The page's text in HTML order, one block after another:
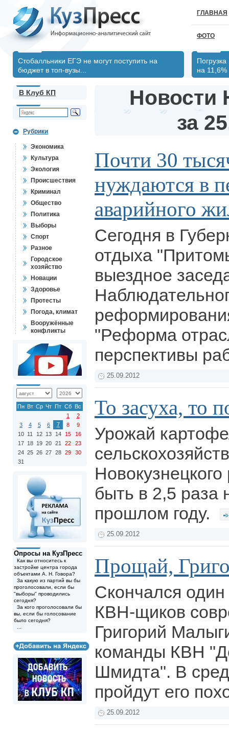
ГЛАВНАЯ
ФОТО
Стобалльники ЕГЭ не могут поступить на
бюджет в топ-вузы...
на 11,6%
В Клуб КП
Рубрики
Экономика
Культура
Экология
Происшествия
Криминал
Общество
Политика
Выборы
Спорт
Разное
Городское
хозяйство
Новации
Здоровье
Протесты
Погода, климат
Вооружённые
конфликты
Пн Вт Ср Чт Пт Сб Вс
1
2
3
4 5 6 7 8
9
10 11 12 13 14 15
16
17 18 19 20 21 22
23
24 25 26 27 28 29
30
31
Опросы на КузПресс
Как вы относитесь к
застройке центра города
объектами А. Н. Говора?
За какую из партий вы бы
проголосовали, если бы
"выборы" проводились
сегодня?
За кого проголосовали бы
вы, если бы голосование
было сегодня?
Новости
за
Почти 30
нуждаются в
аварийного
Сегодня в
отдыха
выездное
"Реформа
перспективы
25.09.2012
То засуха, то
Урожай
быть в 2,5 раза
прошлом году.
25.09.2012
Прощай,
Скончался
КВН-щиков
Григорий
команды КВН
Шмидта". В
пройдут его
25.09.2012